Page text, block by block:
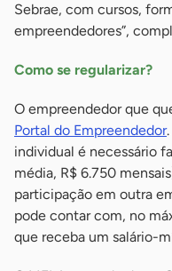
Sebrae, com cursos,
empreendedores”,
Como se regularizar?
O empreendedor que
Portal do Empreendedor
individual é necessário
média, R$ 6.750
participação em outra
pode contar com, no
que receba um salário-